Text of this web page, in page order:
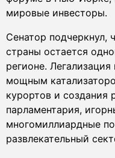
мировые инвесторы.
Сенатор подчеркнул,
страны остается
регионе.
мощным
курортов и
парламентария,
многомиллиардные
развлекательный